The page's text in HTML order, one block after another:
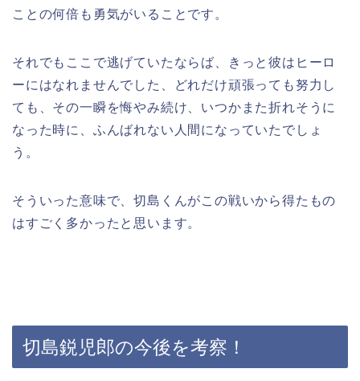
ことの何倍も勇気がいることです。
それでもここで逃げていたならば、きっと彼はヒーロ
ーにはなれませんでした、どれだけ頑張っても努力し
ても、その一瞬を悔やみ続け、いつかまた折れそうに
なった時に、ふんばれない人間になっていたでしょ
う。
そういった意味で、切島くんがこの戦いから得たもの
はすごく多かったと思います。
切島鋭児郎の今後を考察！